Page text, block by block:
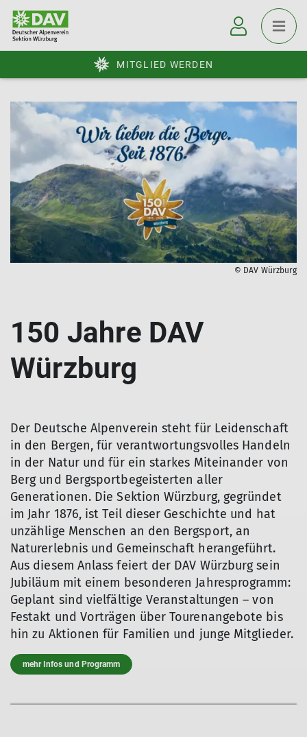
MITGLIED WERDEN
© DAV Würzburg
150 Jahre DAV
Würzburg
Der Deutsche Alpenverein steht für Leidenschaft
in den Bergen, für verantwortungsvolles Handeln
in der Natur und für ein starkes Miteinander von
Berg und Bergsportbegeisterten aller
Generationen. Die Sektion Würzburg, gegründet
im Jahr 1876, ist Teil dieser Geschichte und hat
unzählige Menschen an den Bergsport, an
Naturerlebnis und Gemeinschaft herangeführt.
Aus diesem Anlass feiert der DAV Würzburg sein
Jubiläum mit einem besonderen Jahresprogramm:
Geplant sind vielfältige Veranstaltungen – von
Festakt und Vorträgen über Tourenangebote bis
hin zu Aktionen für Familien und junge Mitglieder.
mehr Infos und Programm